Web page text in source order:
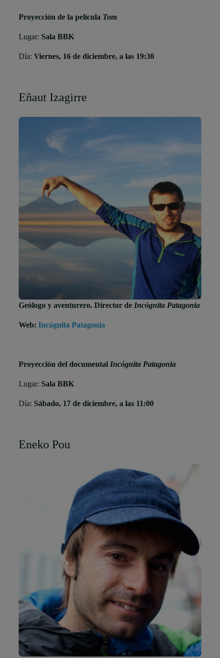
Proyección de la película Tom
Lugar: Sala BBK
Día: Viernes, 16 de diciembre, a las 19:30
Eñaut Izagirre
Geólogo y aventurero. Director de Incógnita Patagonia
Web: Incógnita Patagonia
Proyección del documental Incógnita Patagonia
Lugar: Sala BBK
Día: Sábado, 17 de diciembre, a las 11:00
Eneko Pou